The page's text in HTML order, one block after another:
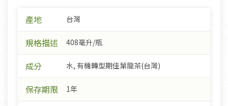
產地 台灣
規格描述 408毫升/瓶
成分 水, 有機轉型期佳葉龍茶(台灣)
保存期限 1年